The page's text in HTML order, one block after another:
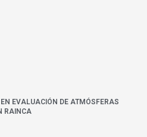
EVALUACIÓN DE ATMÓSFERAS
RAINCA